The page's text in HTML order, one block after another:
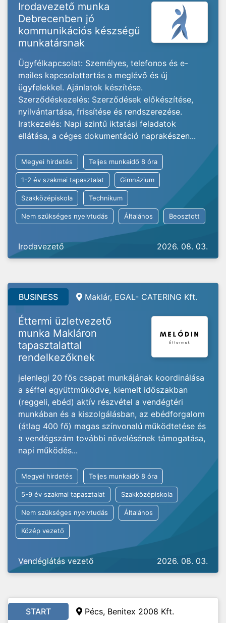
Irodavezető munka
Debrecenben jó
kommunikációs készségű
munkatársnak
Ügyfélkapcsolat: Személyes, telefonos és e-
mailes kapcsolattartás a meglévő és új
ügyfelekkel. Ajánlatok készítése.
Szerződéskezelés: Szerződések előkészítése,
nyilvántartása, frissítése és rendszerezése.
Iratkezelés: Napi szintű iktatási feladatok
ellátása, a céges dokumentáció naprakészen...
Megyei hirdetés Teljes munkaidő 8 óra
1-2 év szakmai tapasztalat Gimnázium
Szakközépiskola Technikum
Nem szükséges nyelvtudás Általános Beosztott
Irodavezető 2026. 08. 03.
BUSINESS Maklár, EGAL- CATERING Kft.
Éttermi üzletvezető
munka Makláron
tapasztalattal
rendelkezőknek
jelenlegi 20 fős csapat munkájának koordinálása
a séffel együttműködve, kiemelt időszakban
(reggeli, ebéd) aktív részvétel a vendégtéri
munkában és a kiszolgálásban, az ebédforgalom
(átlag 400 fő) magas színvonalú működtetése és
a vendégszám további növelésének támogatása,
napi működés...
Megyei hirdetés Teljes munkaidő 8 óra
5-9 év szakmai tapasztalat Szakközépiskola
Nem szükséges nyelvtudás Általános
Közép vezető
Vendéglátás vezető 2026. 08. 03.
START Pécs, Benitex 2008 Kft.